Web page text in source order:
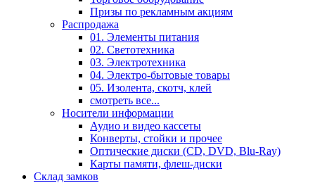
Призы по рекламным акциям
Распродажа
01. Элементы питания
02. Светотехника
03. Электротехника
04. Электро-бытовые товары
05. Изолента, скотч, клей
смотреть все...
Носители информации
Аудио и видео кассеты
Конверты, стойки и прочее
Оптические диски (CD, DVD, Blu-Ray)
Карты памяти, флеш-диски
Склад замков